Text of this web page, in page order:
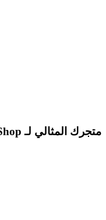
متجرك المثالي لـ